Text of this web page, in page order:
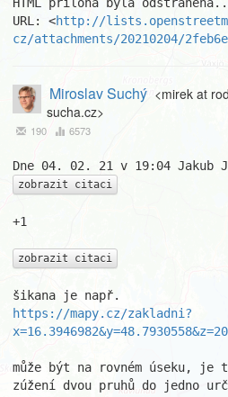
URL: <http://
cz/attachments/20210204/
Miroslav Suchý <mirek at
sucha.cz>
190 6573
zobrazit citaci
+1
zobrazit citaci
https://mapy.cz/zakladni?
může být na rovném úseku, je
zúžení dvou pruhů do jedno